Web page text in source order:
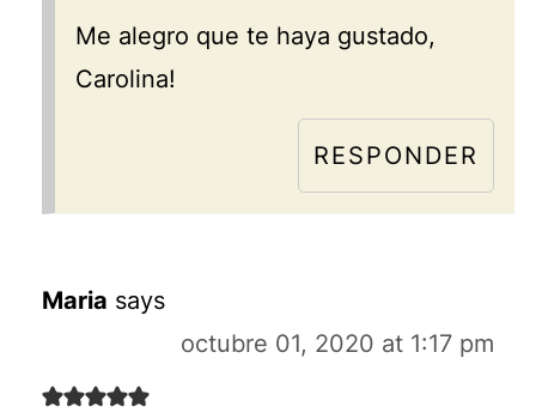
Me alegro que te haya gustado,
Carolina!
RESPONDER
Maria says
octubre 01, 2020 at 1:17 pm